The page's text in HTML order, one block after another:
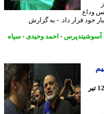
قرار داد. - به گزارش
-احمد وحیدی-سپاه
تیر